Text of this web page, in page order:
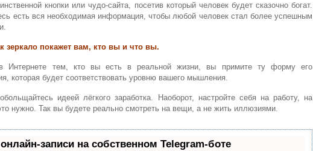
кнопки или чудо-сайта, посетив который человек будет сказочно богат.
есть вся необходимая информация, чтобы любой человек стал более успешным
зеркало покажет вам, кто вы и что вы.
Интернете тем, кто вы есть в реальной жизни, вы примите ту форму его
которая будет соответствовать уровню вашего мышления.
идеей лёгкого заработка. Наоборот, настройте себя на работу, на
нужно. Так вы будете реально смотреть на вещи, а не жить иллюзиями.
записи на собственном Telegram-боте